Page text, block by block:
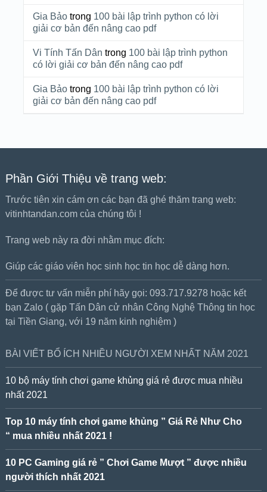
Gia Bảotrong 100 bài lập trình python có lời
giải cơ bản đến nâng cao pdf
Vi Tính Tấn Dân trong 100 bài lập trình python
có lời giải cơ bản đến nâng cao pdf
Gia Bảotrong 100 bài lập trình python có lời
giải cơ bản đến nâng cao pdf
Phần Giới Thiệu về trang web:
Trước tiên xin cám ơn các bạn đã ghé thăm trang web:
vitinhtandan.com của chúng tôi !
Trang web này ra đời nhằm mục đích:
Giúp các giáo viên học sinh học tin học dễ dàng hơn.
Để được tư vấn miễn phí hãy gọi: 093.717.9278 hoặc kết
bạn Zalo ( gặp Tấn Dân cử nhân Công Nghệ Thông tin học
tại Tiền Giang, với 19 năm kinh nghiệm )
BÀI VIẾT BỔ ÍCH NHIỀU NGƯỜI XEM NHẤT NĂM 2021
10 bộ máy tính chơi game khủng giá rẻ được mua nhiều
nhất 2021
Top 10 máy tính chơi game khủng ” Giá Rẻ Như Cho
“ mua nhiều nhất 2021 !
10 PC Gaming giá rẻ ” Chơi Game Mượt ” được nhiều
người thích nhất 2021